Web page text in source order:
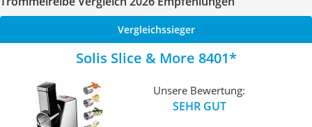
Vergleichssieger
Solis Slice & More 8401
Unsere Bewertung:
SEHR GUT